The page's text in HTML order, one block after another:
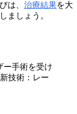
は、 治療結果を大
ましょう。
ー手術を受け
技術：レー